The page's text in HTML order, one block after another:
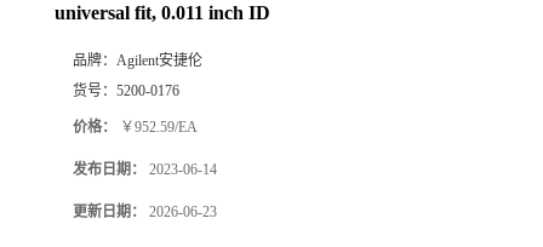
universal fit, 0.011 inch ID
品牌： Agilent安捷伦
货号： 5200-0176
价格： ￥952.59/EA
发布日期： 2023-06-14
更新日期： 2026-06-23